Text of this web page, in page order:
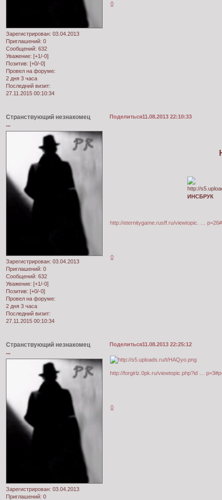
Зарегистрирован: 03.04.2013
Приглашений: 0
Сообщений: 632
Уважение: [+1/-0]
Позитив: [+0/-0]
Провел на форуме:
2 дня 3 часа
Последний визит:
27.11.2015 00:10:34
0
Поделиться11.08.2013 22:10:33
Странствующий незнакомец
...
Зарегистрирован: 03.04.2013
Приглашений: 0
Сообщений: 632
Уважение: [+1/-0]
Позитив: [+0/-0]
Провел на форуме:
2 дня 3 часа
Последний визит:
27.11.2015 00:10:34
ИНСБРУК
http://eternitygame.rusff.ru/viewtopic. …
0
Поделиться11.08.2013 22:25:12
Странствующий незнакомец
...
Зарегистрирован: 03.04.2013
Приглашений: 0
http://forgirlz.0pk.ru/viewtopic.php?id …
0